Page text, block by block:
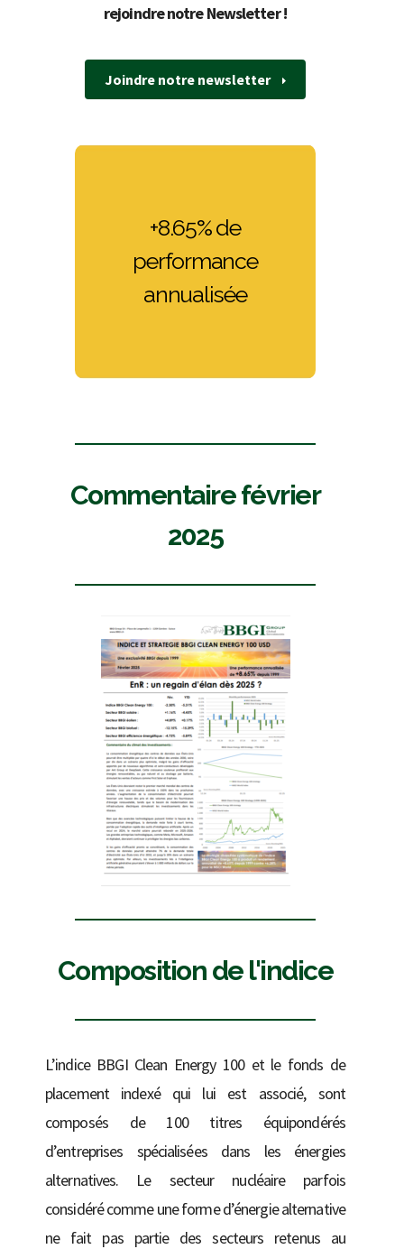
rejoindre notre Newsletter !
Joindre notre newsletter
+8.65% de
performance
annualisée
BBGI Clean Energy
100
Commentaire février
2025
Composition de l'indice
L’indice BBGI Clean Energy 100 et le fonds de
placement indexé qui lui est associé, sont
composés de 100 titres équipondérés
d’entreprises spécialisées dans les énergies
alternatives. Le secteur nucléaire parfois
considéré comme une forme d’énergie alternative
ne fait pas partie des secteurs retenus au